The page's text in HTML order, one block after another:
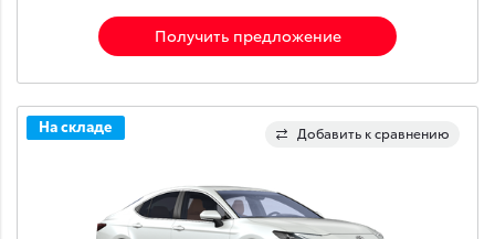
Получить предложение
Добавить к сравнению
На складе